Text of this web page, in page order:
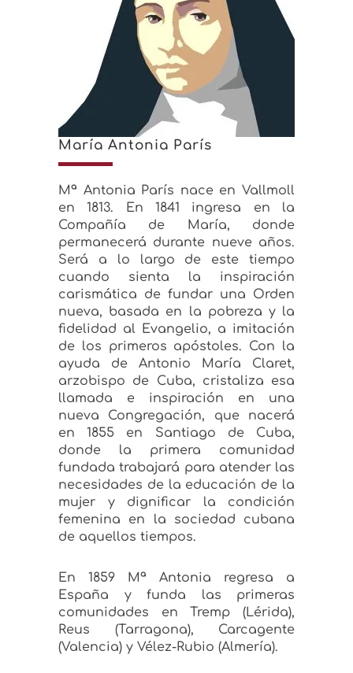
María Antonia París
Mª Antonia París nace en Vallmoll
en 1813. En 1841 ingresa en la
Compañía de María, donde
permanecerá durante nueve años.
Será a lo largo de este tiempo
cuando sienta la inspiración
carismática de fundar una Orden
nueva, basada en la pobreza y la
fidelidad al Evangelio, a imitación
de los primeros apóstoles. Con la
ayuda de Antonio María Claret,
arzobispo de Cuba, cristaliza esa
llamada e inspiración en una
nueva Congregación, que nacerá
en 1855 en Santiago de Cuba,
donde la primera comunidad
fundada trabajará para atender las
necesidades de la educación de la
mujer y dignificar la condición
femenina en la sociedad cubana
de aquellos tiempos.
En 1859 Mª Antonia regresa a
España y funda las primeras
comunidades en Tremp (Lérida),
Reus (Tarragona), Carcagente
(Valencia) y Vélez-Rubio (Almería).